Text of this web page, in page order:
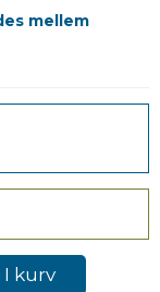
mellem
kurv